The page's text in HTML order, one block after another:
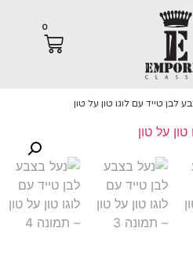
עם לוגו טון על טון